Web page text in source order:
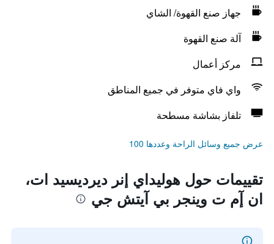
جهاز صنع القهوة/ الشاي
آلة صنع القهوة
مركز أعمال
واي فاي متوفر في جميع المناطق
تلفاز بشاشة مسطحة
عرض جميع وسائل الراحة وعددها 100
تقييمات حول هوليداي إنر ديرديسيد ات،
ان إٓم ت وينجر بي آيتش جي